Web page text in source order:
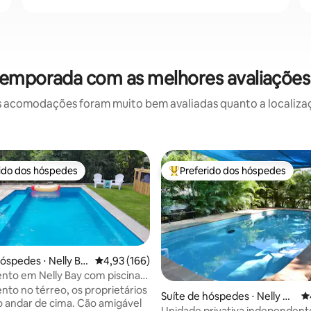
com as melhores
acomodações foram muito bem avaliadas quanto a
de 5, 258 avaliações
preferidos dos hóspedes
dos hóspedes
⋅ Nelly Ba
4,93 de uma avaliação média de 5, 166
4,93 (166)
em Nelly Bay com piscina
no térreo, os proprietários
andar de cima. Cão amigável
Entre os melhores preferidos
Preferido dos hóspedes
Suíte de hóspedes ⋅ Nelly Ba